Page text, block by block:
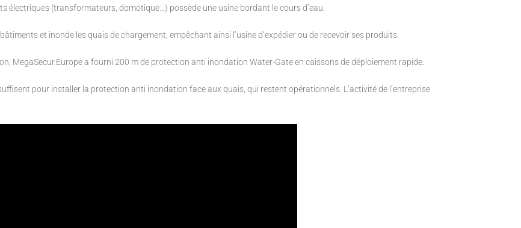
électriques (transformateurs, domotique…) possède une usine bordant le cours d’eau.
et inonde les quais de chargement, empêchant ainsi l’usine d’expédier ou de recevoir ses produits.
MegaSecur.Europe a fourni 200 m de protection anti inondation Water-Gate en caissons de déploiement rapide.
pour installer la protection anti inondation face aux quais, qui restent opérationnels. L’activité de l’entreprise